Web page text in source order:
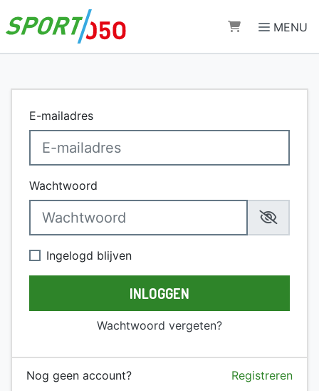
Direct naar de inhoud van de pagina
MENU
E-mailadres
Wachtwoord
Ingelogd blijven
INLOGGEN
Wachtwoord vergeten?
Nog geen account? Registreren